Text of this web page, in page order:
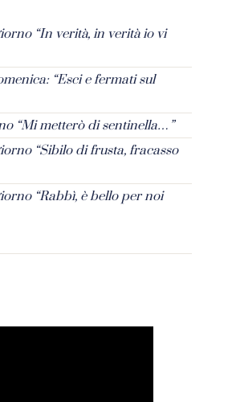
“In verità, in verità io vi
“Esci e fermati sul
“Mi metterò di sentinella…”
“Sibilo di frusta, fracasso
“Rabbì, è bello per noi